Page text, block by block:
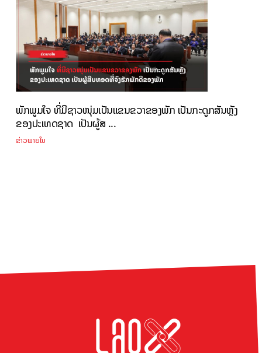
ພັກພູມໃຈ ທີ່ມີຊາວໜຸ່ມເປັນແຂນຂວາຂອງພັກ ເປັນກະດູກສັນຫຼັງ
ຂອງປະເທດຊາດ ເປັນຜູ້ສ ...
ຂ່າວພາຍໃນ